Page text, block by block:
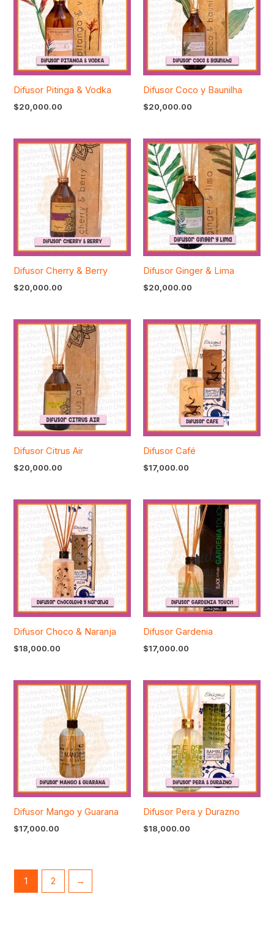
Difusor Pitinga & Vodka
$20,000.00
Difusor Coco y Baunilha
$20,000.00
Difusor Cherry & Berry
$20,000.00
Difusor Ginger & Lima
$20,000.00
Difusor Citrus Air
$20,000.00
Difusor Café
$17,000.00
Difusor Choco & Naranja
$18,000.00
Difusor Gardenia
$17,000.00
Difusor Mango y Guarana
$17,000.00
Difusor Pera y Durazno
$18,000.00
1 2 →